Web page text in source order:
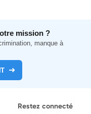
mission ?
manque à
Restez connecté